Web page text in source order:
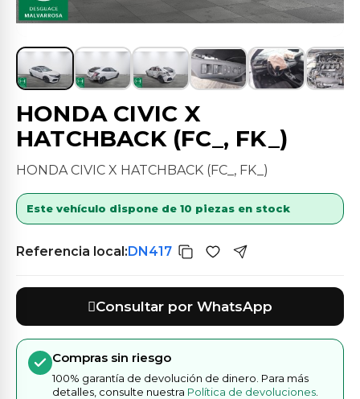
HONDA CIVIC X
HATCHBACK (FC_, FK_)
HONDA CIVIC X HATCHBACK (FC_, FK_)
Este vehículo dispone de 10 piezas en stock
Referencia local:DN417
Consultar por WhatsApp
Compras sin riesgo
100% garantía de devolución de dinero. Para más
detalles, consulte nuestra Política de devoluciones